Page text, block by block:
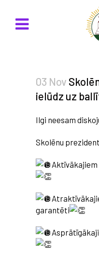
03 Nov
ielūdz uz
Ilgi neesam
Skolēnu
garantēti